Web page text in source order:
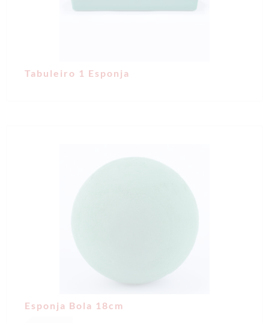
Tabuleiro 1 Esponja
Esponja Bola 18cm